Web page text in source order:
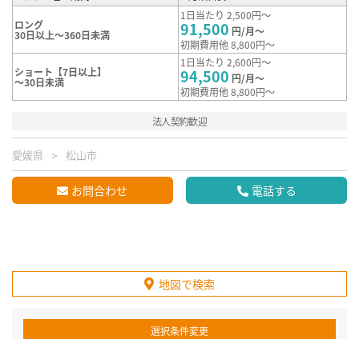
ロング
30日以上～360日未満
1日当たり 2,500円～
91,500 円/月～
初期費用他 8,800円～
ショート【7日以上】
～30日未満
1日当たり 2,600円～
94,500 円/月～
初期費用他 8,800円～
法人契約歓迎
愛媛県 松山市
お問合わせ 電話する
地図で検索
選択条件変更